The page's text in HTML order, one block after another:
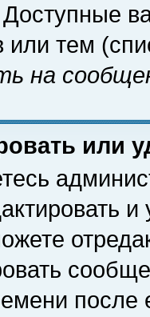
или тем
на
или
и